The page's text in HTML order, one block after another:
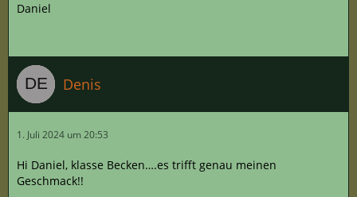
Daniel
Denis
1. Juli 2024 um 20:53
Hi Daniel, klasse Becken….es trifft genau meinen
Geschmack!!